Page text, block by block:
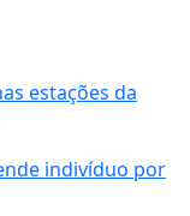
estações da
indivíduo por